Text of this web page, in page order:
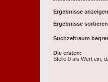
Ergebnisse
Ergebnisse
Suchzeitraum
Die ersten:
Stelle 0 als Wert ein,